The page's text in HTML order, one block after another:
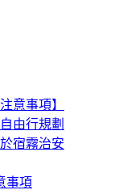
意事項】
由行規劃
宿霧治安
事項